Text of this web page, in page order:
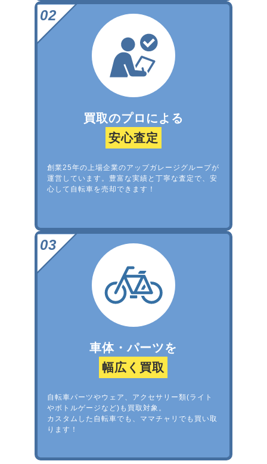
買取のプロによる
安心査定
創業25年の上場企業のアップガレージグループが
運営しています。豊富な実績と丁寧な査定で、安
心して自転車を売却できます！
車体・パーツを
幅広く買取
自転車パーツやウェア、アクセサリー類(ライト
やボトルゲージなど)も買取対象。
カスタムした自転車でも、ママチャリでも買い取
ります！